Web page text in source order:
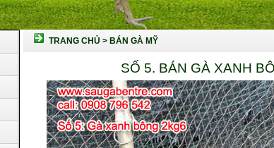
TRANG CHỦ > BÁN GÀ MỸ
SỐ 5. BÁN GÀ XANH